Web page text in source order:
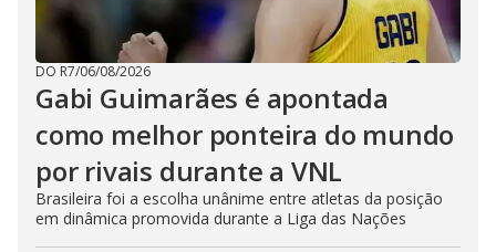
DO R7/06/08/2026
Gabi Guimarães é apontada
como melhor ponteira do mundo
por rivais durante a VNL
Brasileira foi a escolha unânime entre atletas da posição
em dinâmica promovida durante a Liga das Nações